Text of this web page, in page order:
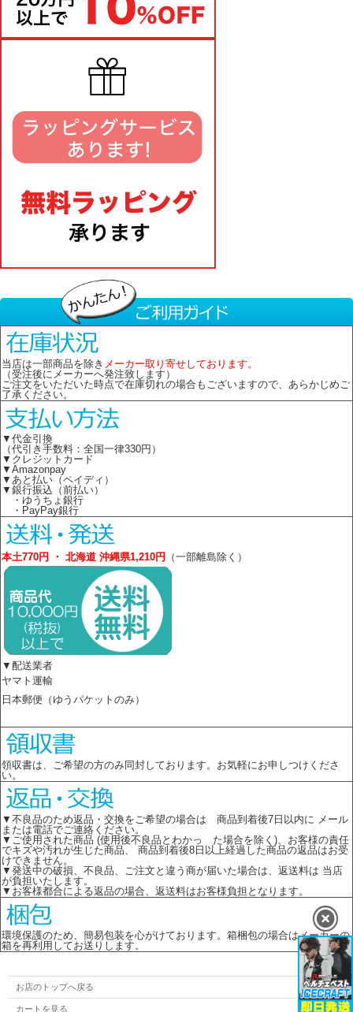
当店は一部商品を除き メーカー取り寄せしております。
（受注後にメーカーへ発注致します）
ご注文をいただいた時点で在庫切れの場合もございますので、あらかじめご
了承ください。
▼代金引換
（代引き手数料：全国一律330円）
▼クレジットカード
▼Amazonpay
▼あと払い（ペイディ）
▼銀行振込（前払い）
・ゆうちょ銀行
・PayPay銀行
本土770円 ・ 北海道 沖縄県1,210円 （一部離島除く）
▼配送業者
ヤマト運輸
日本郵便（ゆうパケットのみ）
領収書は、ご希望の方のみ同封しております。お気軽にお申しつけくださ
い。
▼不良品のため返品・交換をご希望の場合は 商品到着後7日以内に メール
または電話でご連絡ください。
▼ご使用された商品 (使用後不良品とわかっ た場合を除く)、お客様の責任
でキズや汚れが生じた商品、 商品到着後8日以上経過した商品の返品はお受
けできません。
▼発送中の破損、不良品、ご注文と違う商が届いた場合は、返送料は 当店
が負担いたします。
▼お客様都合による返品の場合、返送料はお客様負担となります。
環境保護のため、簡易包装を心がけております。箱梱包の場合はメーカーの
箱を再利用してお送りします。
お店のトップへ戻る
カートを見る